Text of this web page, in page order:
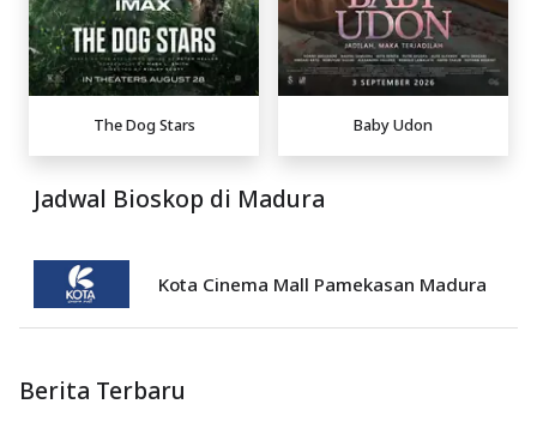
The Dog Stars Baby Udon
Jadwal Bioskop di Madura
Kota Cinema Mall Pamekasan Madura
Berita Terbaru